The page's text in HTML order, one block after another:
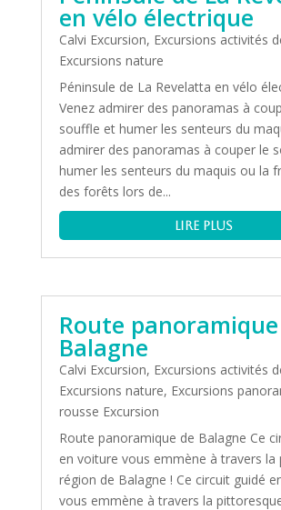
en vélo électrique
Calvi Excursion, Excursions activités
Excursions nature
Péninsule de La Revelatta en vélo
Venez admirer des panoramas à
souffle et humer les senteurs du
admirer des panoramas à couper le
humer les senteurs du maquis ou la
des forêts lors de...
lire plus
Route
Balagne
Calvi Excursion, Excursions activités
Excursions nature, Excursions
rousse Excursion
Route panoramique de Balagne Ce
en voiture vous emmène à travers la
région de Balagne ! Ce circuit guidé
vous emmène à travers la